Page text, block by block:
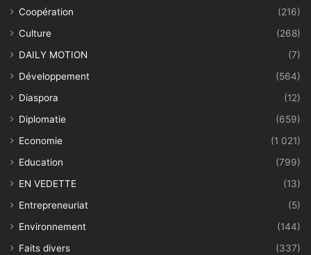
Coopération
(216)
Culture
(268)
DAILY MOTION
(7)
Développement
(564)
Diaspora
(12)
Diplomatie
(659)
Economie
(1 021)
Education
(799)
EN VEDETTE
(13)
Entrepreneuriat
(5)
Environnement
(144)
Faits divers
(337)